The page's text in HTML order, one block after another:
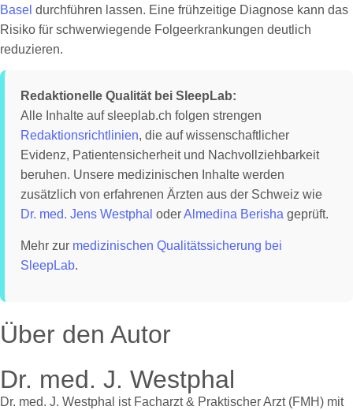
Basel durchführen lassen. Eine frühzeitige Diagnose kann das
Risiko für schwerwiegende Folgeerkrankungen deutlich
reduzieren.
Redaktionelle Qualität bei SleepLab:
Alle Inhalte auf sleeplab.ch folgen strengen
Redaktionsrichtlinien, die auf wissenschaftlicher
Evidenz, Patientensicherheit und Nachvollziehbarkeit
beruhen. Unsere medizinischen Inhalte werden
zusätzlich von erfahrenen Ärzten aus der Schweiz wie
Dr. med. Jens Westphal oderAlmedina Berisha geprüft.
Mehr zur medizinischen Qualitätssicherung bei
SleepLab.
Über den Autor
Dr. med. J. Westphal
Dr. med. J. Westphal ist Facharzt & Praktischer Arzt (FMH) mit